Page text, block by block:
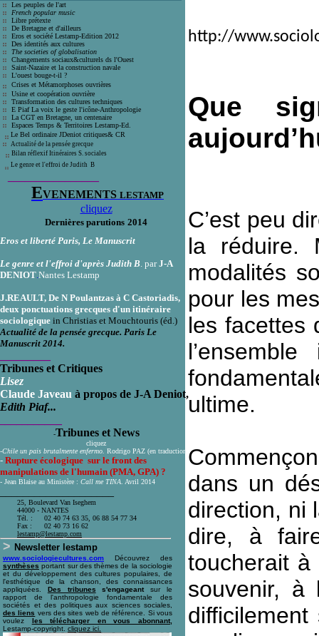
Les peuples de l'art
French popular music
Libre prétexte
De Bretagne et d'ailleurs
Eros et société Lestamp-Edition 2012
Des identités aux cultures
The societies of globalisation
Changements sociaux&culturels ds l'Ouest
Saint-Nazaire et la construction navale
L'ouest bouge-t-il ?
Crises et Métamorphoses ouvrières
Usine et coopération ouvrière
Transformation des cultures techniques
E Piaf La voix le geste l'icône-Anthropologie
La CGT en Bretagne, un centenaire
Espaces Temps & Territoires Lestamp-Ed
Le Bel ordinaire JDeniot critiques& CR
Actualité de la pensée grecque
Bilan réflexif Itinéraires S. sociales
Le genre et l'effroi de Judith B
EVENEMENTS LESTAMP
cliquez
Dernières parutions 2014
Eros et liberté Paris, Le Manuscrit
Le genre et l'effroi d'après Judith B. parJ-A
DENIOT.Nantes Lestamp
J.REAULT, De N Poulantzas à C Castoriadis,
deux ponctuations grecques d'un itinéraire
sociologique in Christias et Mouchtouris (éd.)
Actualité de la pensée grecque. Paris Le
Manuscrit 2014.
Tribunes et Critiques
Lisez
Claude Javeau à propos de J-A Deniot,
Edith Piaf...
-Tribunes et News
cliquez
-Chile un pais brutalmente enfermo. Rodrigo PAZ (en traduction)
- Rupture écologique sur le front des
manipulations de l'humain (PMA, GPA) ?
- Jean Blaise au Ministère : Call me TINA Avril 2014
25, Boulevard Van Iseghem
44000 - NANTES
Tél. :
Fax :
02 40 74 63 35, 06 88 54 77 34
02 40 73 16 62
lestamp@lestamp.com
> Newsletter lestamp
www.sociologiecultures.com
Découvrez des
synthèses portant sur des thèmes de la sociologie
et du développement des cultures populaires, de
l'esthétique de la chanson, des connaissances
appliquées. Des tribunes s'engageantsur le
rapport de l'anthropologie fondamentale des
sociétés et des politiques aux sciences sociales,
des liens vers des sites web de référence. Si vous
voulez les télécharger en vous abonnant,
Lestamp-copyright. cliquez ici
http://
Que
C’est peu
la réduire.
modalités
pour les
les facettes
ultime.
dans un
direction, ni
dire, à
toucherait
souvenir,